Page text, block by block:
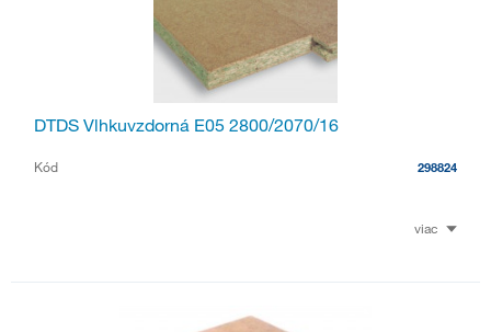
DTDS Vlhkuvzdorná E05 2800/2070/16
Kód 298824
viac